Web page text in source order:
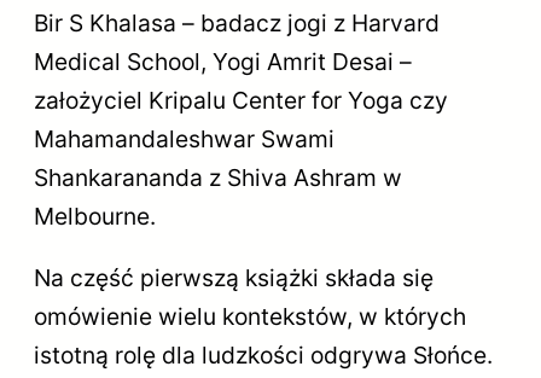
Bir S Khalasa – badacz jogi z Harvard
Medical School, Yogi Amrit Desai –
założyciel Kripalu Center for Yoga czy
Mahamandaleshwar Swami
Shankarananda z Shiva Ashram w
Melbourne.
Na część pierwszą książki składa się
omówienie wielu kontekstów, w których
istotną rolę dla ludzkości odgrywa Słońce.